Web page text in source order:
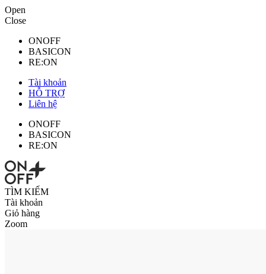
Open
Close
ONOFF
BASICON
RE:ON
Tài khoản
HỖ TRỢ
Liên hệ
ONOFF
BASICON
RE:ON
TÌM KIẾM
Tài khoản
Giỏ hàng
Zoom